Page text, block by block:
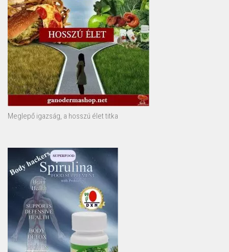
Meglepő igazság, a hosszú élet titka